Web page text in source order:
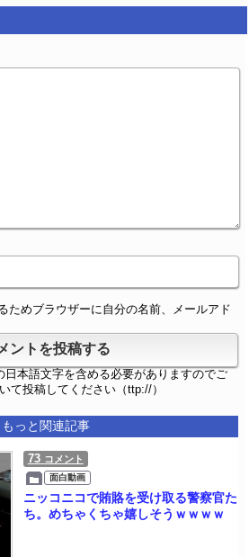
ためブラウザーに自分の名前、メールアド
日本語文字を含める必要がありますのでご
て投稿してください（ttp://）
もっと関連記事
73 コメント
面白動画
ニッコニコで賄賂を受け取る警察官た
ち。めちゃくちゃ嬉しそうｗｗｗｗ